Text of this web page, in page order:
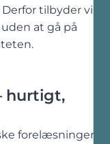
tilbyder vi
at gå på
hurtigt,
forelæsninger,